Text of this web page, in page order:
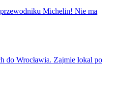
Michelin! Nie ma
do Wrocławia. Zajmie lokal po